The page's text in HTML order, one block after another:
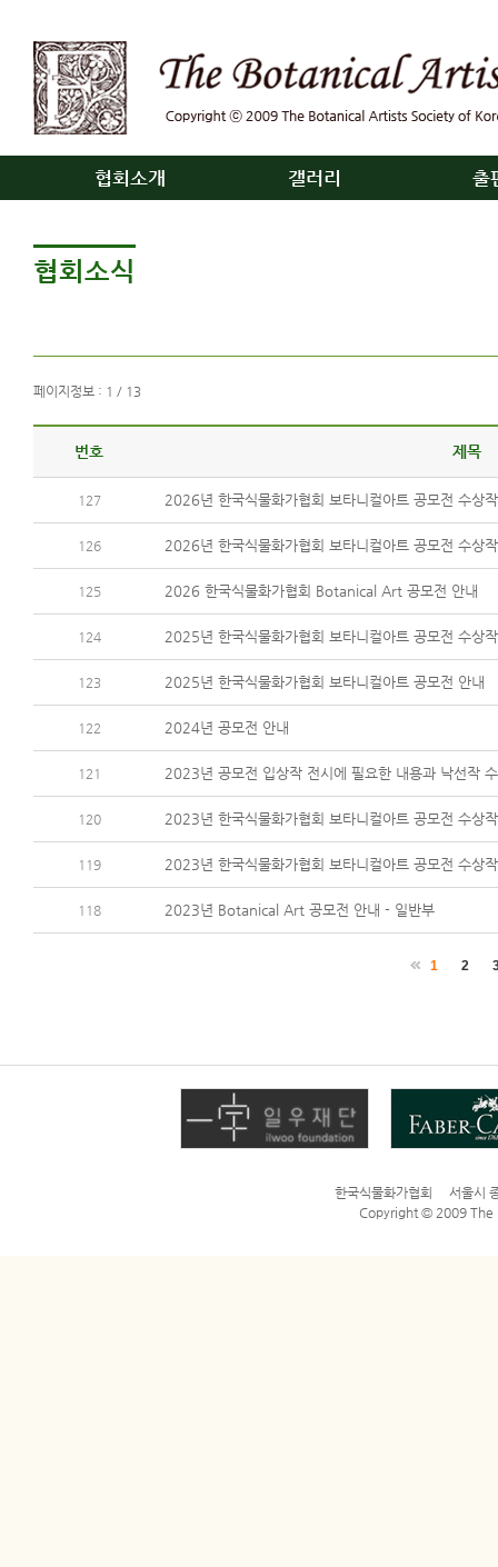
협회소개 갤러리 출
협회소식
페이지정보 : 1 / 13
번호 제목
127 2026년 한국식물화가협회 보타니컬아트 공모전 수상
126 2026년 한국식물화가협회 보타니컬아트 공모전 수상
125 2026 한국식물화가협회 Botanical Art 공모전 안내
124 2025년 한국식물화가협회 보타니컬아트 공모전 수상
123 2025년 한국식물화가협회 보타니컬아트 공모전 안내
122 2024년 공모전 안내
121 2023년 공모전 입상작 전시에 필요한 내용과 낙선작
120 2023년 한국식물화가협회 보타니컬아트 공모전 수상
119 2023년 한국식물화가협회 보타니컬아트 공모전 수상
118 2023년 Botanical Art 공모전 안내 - 일반부
1 2
한국식물화가협회 서울
Copyright © 2009 The